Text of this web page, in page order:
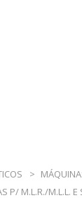
>
P/ M.L.R./M.L.L. E